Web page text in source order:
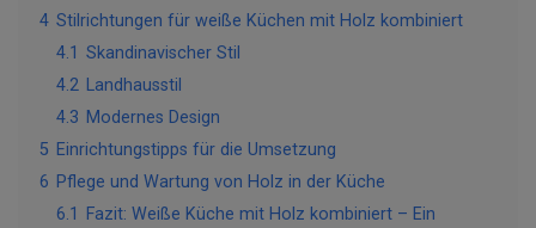
4 Stilrichtungen für weiße Küchen mit Holz kombiniert
4.1 Skandinavischer Stil
4.2 Landhausstil
4.3 Modernes Design
5 Einrichtungstipps für die Umsetzung
6 Pflege und Wartung von Holz in der Küche
6.1
Fazit: Weiße Küche mit Holz kombiniert – Ein